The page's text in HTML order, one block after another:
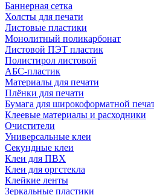
Баннерная сетка
Холсты для печати
Листовые пластики
Монолитный поликарбонат
Листовой ПЭТ пластик
Полистирол листовой
АБС-пластик
Материалы для печати
Плёнки для печати
Бумага для широкоформатной
Клеевые материалы и расходники
Очистители
Универсальные клеи
Секундные клеи
Клеи для ПВХ
Клеи для оргстекла
Клейкие ленты
Зеркальные пластики